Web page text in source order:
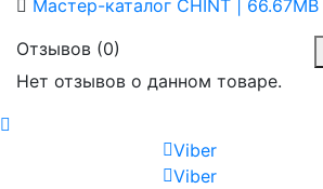
Мастер-каталог CHINT | 66.67MB
Отзывов (0)
Нет отзывов о данном товаре.
Viber
Viber